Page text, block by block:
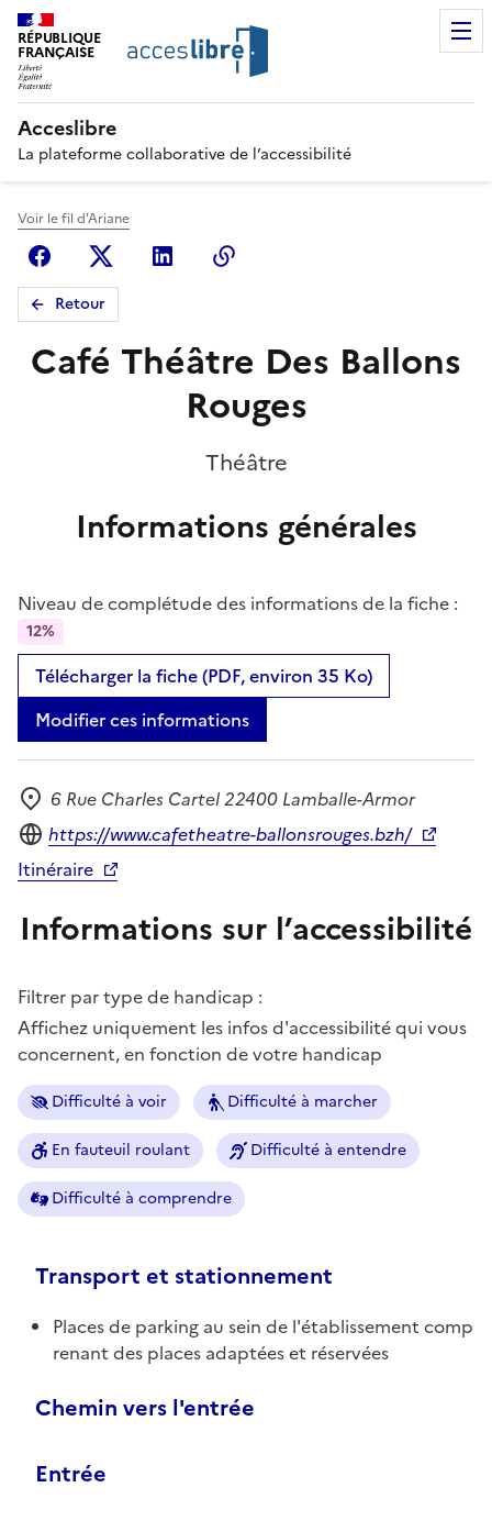
RÉPUBLIQUE
FRANÇAISE
Acceslibre
La plateforme collaborative de l’accessibilité
Voir le fil d'Ariane
FacebookX (anciennement Twitter)
Linkedin
Retour
Café Théâtre Des Ballons
Rouges
Théâtre
Informations générales
Niveau de complétude des informations de la fiche :
12%
Télécharger la fiche (PDF, environ 35 Ko)
Modifier ces informations
Adresse
6 Rue Charles Cartel 22400 Lamballe-Armor
Site internet
https://www.cafetheatre-ballonsrouges.bzh/
Itinéraire
Informations sur l’accessibilité
Filtrer par type de handicap :
Affichez uniquement les infos d'accessibilité qui vous
concernent, en fonction de votre handicap
Difficulté à voir Difficulté à marcher
En fauteuil roulant Difficulté à entendre
Difficulté à comprendre
Transport et stationnement
Places de parking au sein de l'établissement comp
renant des places adaptées et réservées
Chemin vers l'entrée
Entrée